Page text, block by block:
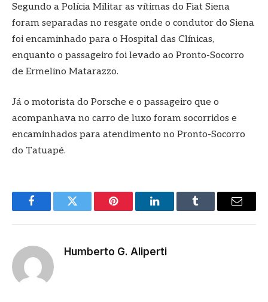
Segundo a Polícia Militar as vítimas do Fiat Siena
foram separadas no resgate onde o condutor do Siena
foi encaminhado para o Hospital das Clínicas,
enquanto o passageiro foi levado ao Pronto-Socorro
de Ermelino Matarazzo.
Já o motorista do Porsche e o passageiro que o
acompanhava no carro de luxo foram socorridos e
encaminhados para atendimento no Pronto-Socorro
do Tatuapé.
FacebookTwitter Pinterest LinkedInTumblr
E-
Humberto G. Aliperti